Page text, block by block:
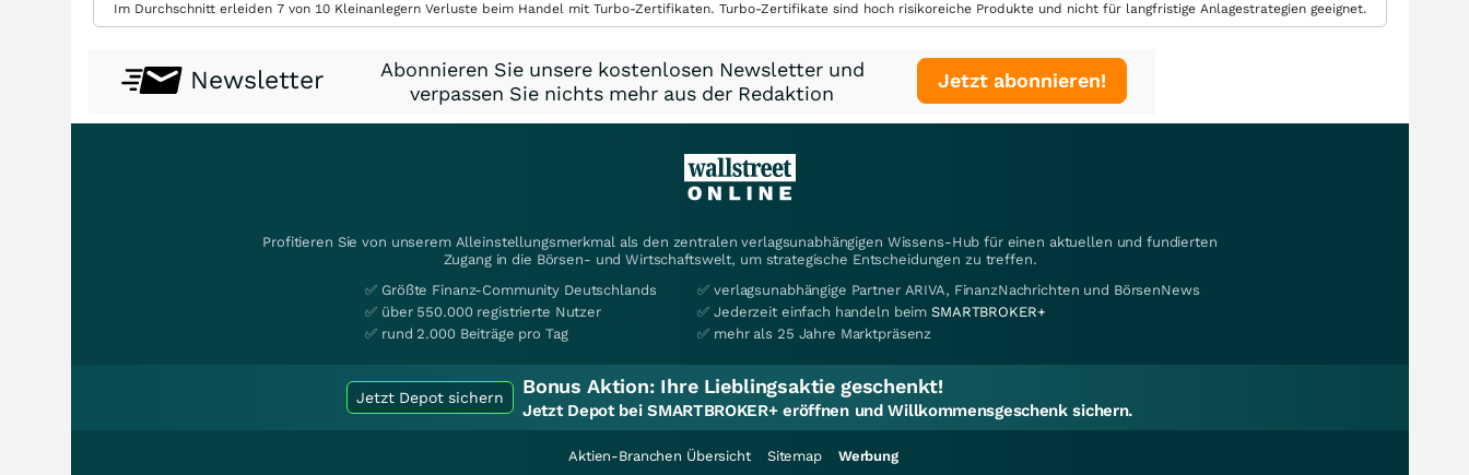
Im Durchschnitt erleiden 7 von 10 Kleinanlegern Verluste beim Handel mit Turbo-Zertifikaten. Turbo-Zertifikate sind hoch risikoreiche Produkte und nicht für langfristige Anlagestrategien geeignet.
Newsletter
Abonnieren Sie unsere kostenlosen Newsletter und
verpassen Sie nichts mehr aus der Redaktion
Jetzt abonnieren!
Profitieren Sie von unserem Alleinstellungsmerkmal als den zentralen verlagsunabhängigen Wissens-Hub für einen aktuellen und fundierten
Zugang in die Börsen- und Wirtschaftswelt, um strategische Entscheidungen zu treffen.
✅ Größte Finanz-Community Deutschlands
✅ über 550.000 registrierte Nutzer
✅ rund 2.000 Beiträge pro Tag
✅ verlagsunabhängige Partner ARIVA, FinanzNachrichten und BörsenNews
✅ Jederzeit einfach handeln beimSMARTBROKER+
✅ mehr als 25 Jahre Marktpräsenz
Jetzt Depot sichern Bonus Aktion: Ihre Lieblingsaktie geschenkt!
Jetzt Depot bei SMARTBROKER+ eröffnen und Willkommensgeschenk sichern.
Aktien-Branchen Übersicht Sitemap Werbung